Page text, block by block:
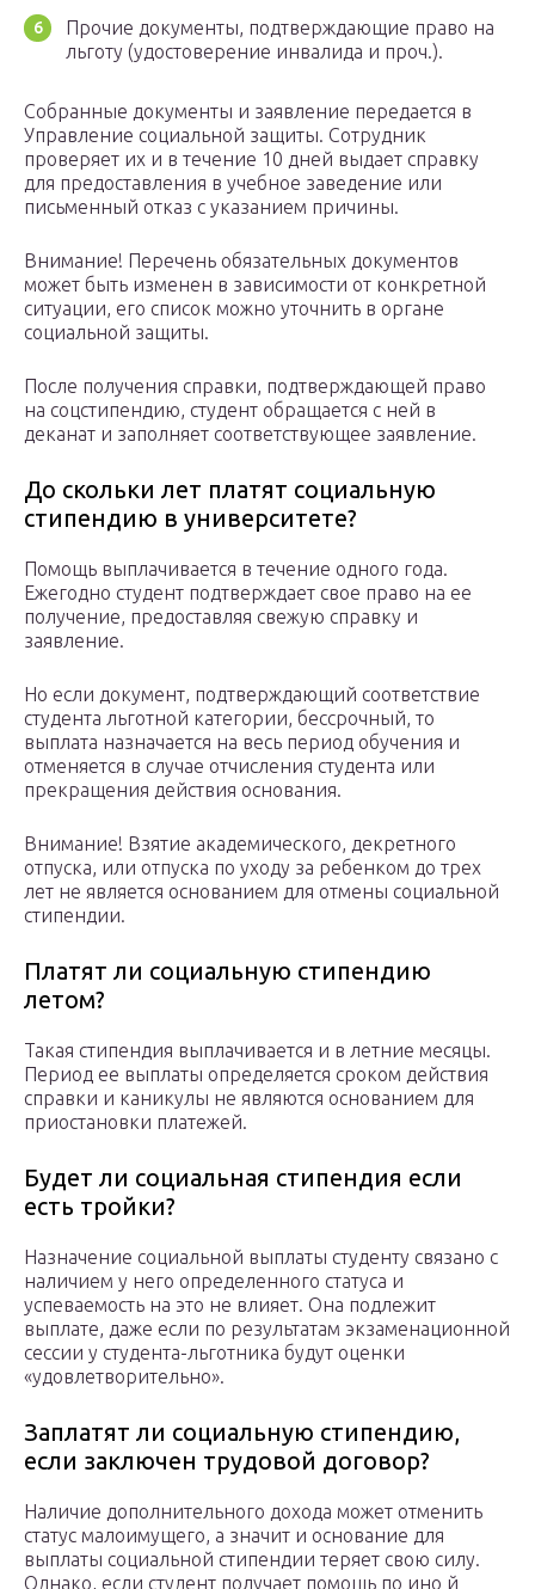
Прочие документы, подтверждающие право на
льготу (удостоверение инвалида и проч.).
Собранные документы и заявление передается в
Управление социальной защиты. Сотрудник
проверяет их и в течение 10 дней выдает справку
для предоставления в учебное заведение или
письменный отказ с указанием причины.
Внимание! Перечень обязательных документов
может быть изменен в зависимости от конкретной
ситуации, его список можно уточнить в органе
социальной защиты.
После получения справки, подтверждающей право
на соцстипендию, студент обращается с ней в
деканат и заполняет соответствующее заявление.
До скольки лет платят социальную
стипендию в университете?
Помощь выплачивается в течение одного года.
Ежегодно студент подтверждает свое право на ее
получение, предоставляя свежую справку и
заявление.
Но если документ, подтверждающий соответствие
студента льготной категории, бессрочный, то
выплата назначается на весь период обучения и
отменяется в случае отчисления студента или
прекращения действия основания.
Внимание! Взятие академического, декретного
отпуска, или отпуска по уходу за ребенком до трех
лет не является основанием для отмены социальной
стипендии.
Платят ли социальную стипендию
летом?
Такая стипендия выплачивается и в летние месяцы.
Период ее выплаты определяется сроком действия
справки и каникулы не являются основанием для
приостановки платежей.
Будет ли социальная стипендия если
есть тройки?
Назначение социальной выплаты студенту связано с
наличием у него определенного статуса и
успеваемость на это не влияет. Она подлежит
выплате, даже если по результатам экзаменационной
сессии у студента-льготника будут оценки
«удовлетворительно».
Заплатят ли социальную стипендию,
если заключен трудовой договор?
Наличие дополнительного дохода может отменить
статус малоимущего, а значит и основание для
выплаты социальной стипендии теряет свою силу.
Однако, если студент получает помощь по ино й